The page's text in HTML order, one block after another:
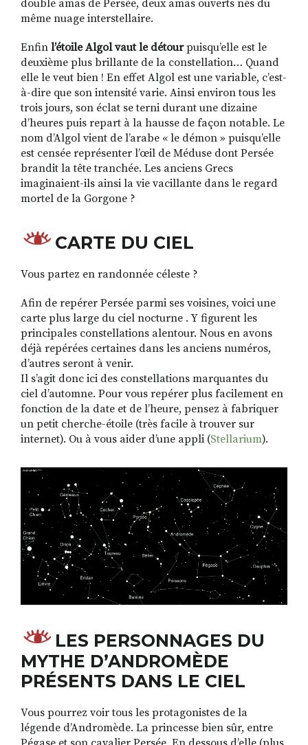
double amas de Persée, deux amas ouverts nés du
même nuage interstellaire.
Enfin l’étoile Algol vaut le détourpuisqu’elle est le
deuxième plus brillante de la constellation… Quand
elle le veut bien ! En effet Algol est une variable, c’est-
à-dire que son intensité varie. Ainsi environ tous les
trois jours, son éclat se terni durant une dizaine
d’heures puis repart à la hausse de façon notable. Le
nom d’Algol vient de l’arabe « le démon » puisqu’elle
est censée représenter l’œil de Méduse dont Persée
brandit la tête tranchée. Les anciens Grecs
imaginaient-ils ainsi la vie vacillante dans le regard
mortel de la Gorgone ?
CARTE DU CIEL
Vous partez en randonnée céleste ?
Afin de repérer Persée parmi ses voisines, voici une
carte plus large du ciel nocturne . Y figurent les
principales constellations alentour. Nous en avons
déjà repérées certaines dans les anciens numéros,
d’autres seront à venir.
Il s’agit donc ici des constellations marquantes du
ciel d’automne. Pour vous repérer plus facilement en
fonction de la date et de l’heure, pensez à fabriquer
un petit cherche-étoile (très facile à trouver sur
internet). Ou à vous aider d’une appli (Stellarium).
LES PERSONNAGES DU
MYTHE D’ANDROMÈDE
PRÉSENTS DANS LE CIEL
Vous pourrez voir tous les protagonistes de la
légende d’Andromède. La princesse bien sûr, entre